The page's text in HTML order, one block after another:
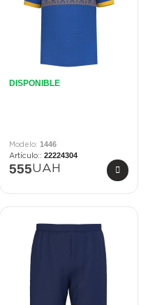
DISPONIBLE
1446
22224304
555UAH